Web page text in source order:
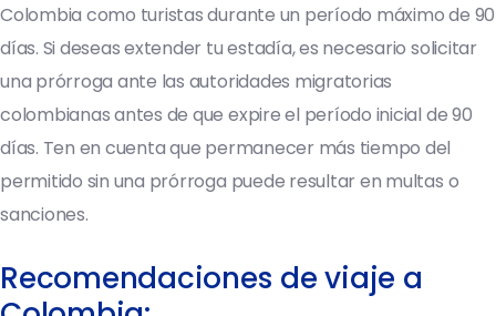
Colombia como turistas durante un período máximo de 90
días. Si deseas extender tu estadía, es necesario solicitar
una prórroga ante las autoridades migratorias
colombianas antes de que expire el período inicial de 90
días. Ten en cuenta que permanecer más tiempo del
permitido sin una prórroga puede resultar en multas o
sanciones.
Recomendaciones de viaje a